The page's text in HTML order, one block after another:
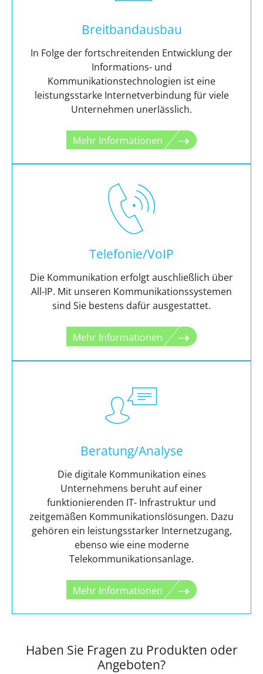
Breitbandausbau
In Folge der fortschreitenden Entwicklung der
Informations- und
Kommunikationstechnologien ist eine
leistungsstarke Internetverbindung für viele
Unternehmen unerlässlich.
Mehr Informationen
Telefonie/VoIP
Die Kommunikation erfolgt auschließlich über
All-IP. Mit unseren Kommunikationssystemen
sind Sie bestens dafür ausgestattet.
Mehr Informationen
Beratung/Analyse
Die digitale Kommunikation eines
Unternehmens beruht auf einer
funktionierenden IT- Infrastruktur und
zeitgemäßen Kommunikationslösungen. Dazu
gehören ein leistungsstarker Internetzugang,
ebenso wie eine moderne
Telekommunikationsanlage.
Mehr Informationen
Haben Sie Fragen zu Produkten oder
Angeboten?